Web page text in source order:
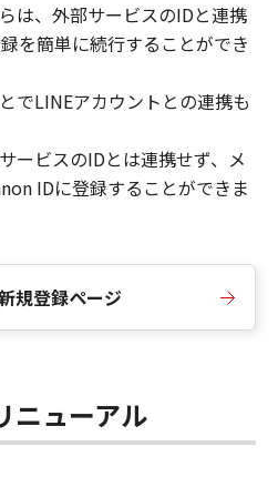
は、外部サービスのIDと連携
を簡単に続行することができ
でLINEアカウントとの連携も
ービスのIDとは連携せず、メ
IDに登録することができま
規登録ページ
ニューアル